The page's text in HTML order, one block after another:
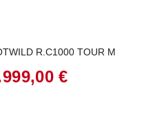
R.C1000 TOUR M
€